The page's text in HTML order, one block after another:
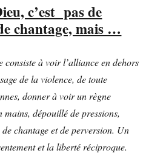
c’est pas de
chantage, mais …
consiste à voir l’alliance en dehors
de la violence, de toute
donner à voir un règne
dépouillé de pressions,
chantage et de perversion. Un
et la liberté réciproque.